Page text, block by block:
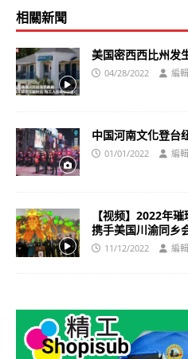
相關新聞
美国密西西比州发
04/28/2022 編
中国河南文化登台
01/01/2022 編
【视频】2022年
携手美国川渝同乡
11/12/2022 編